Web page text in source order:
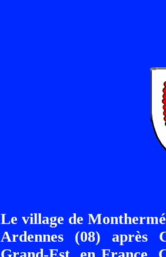
Le village de
Ardennes (08) après